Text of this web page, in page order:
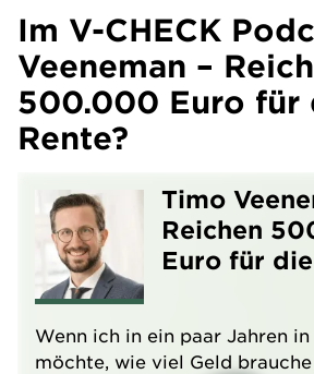
Im V-CHECK
Veeneman –
500.000 Euro für
Rente?
Timo
Reichen
Euro für
Wenn ich in ein paar Jahren in
möchte, wie viel Geld